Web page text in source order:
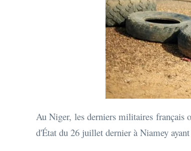
Au Niger, les derniers militaires français
d'État du 26 juillet dernier à Niamey